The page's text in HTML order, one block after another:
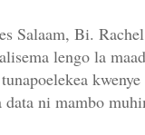
Salaam, Bi.
lengo la
ni mambo